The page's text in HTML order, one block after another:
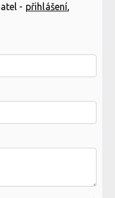
- přihlášení